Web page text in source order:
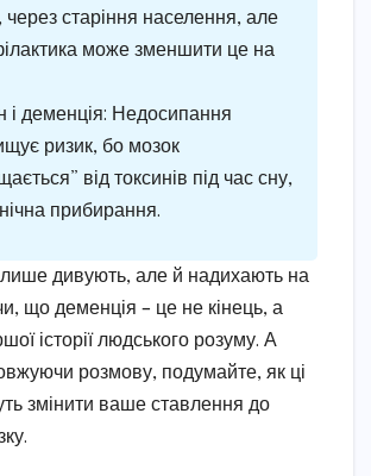
через старіння населення, але
може зменшити це на
і деменція: Недосипання
ризик, бо мозок
від токсинів під час сну,
прибирання.
дивують, але й надихають на
що деменція – це не кінець, а
історії людського розуму. А
розмову, подумайте, як ці
змінити ваше ставлення до